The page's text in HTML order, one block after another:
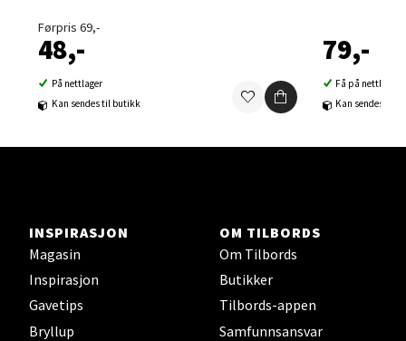
Førpris 69,-
48,-
På nettlager
Kan sendes til butikk
79,-
Få på nettlager
Kan sendes til
INSPIRASJON
Magasin
Inspirasjon
Gavetips
Bryllup
OM TILBORDS
Om Tilbords
Butikker
Tilbords-appen
Samfunnsansvar
Velg
Sortland - Sortland Storsenter
0 i butikk